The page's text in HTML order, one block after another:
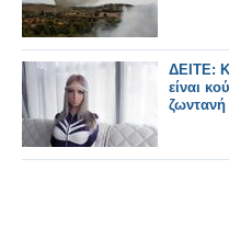
ΔΕΙΤΕ:
είναι